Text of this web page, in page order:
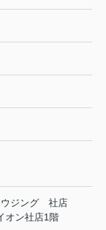
ウジング 社店
オン社店1階